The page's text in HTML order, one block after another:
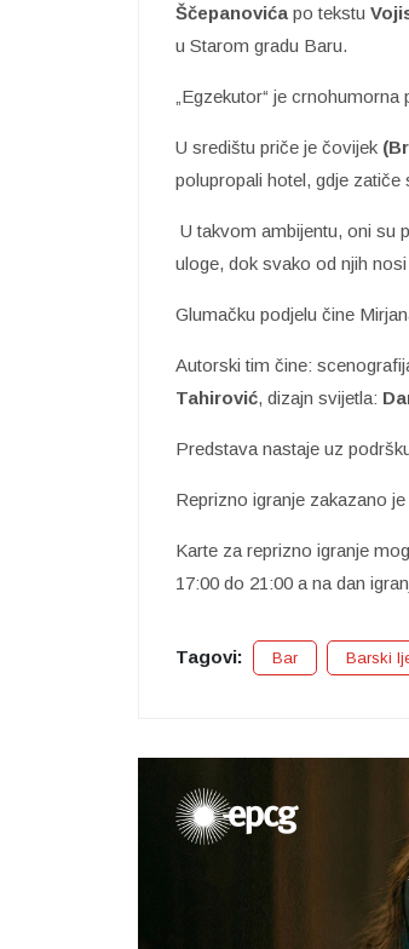
Ščepanovića po tekstu
u Starom gradu Baru.
„Egzekutor“ je
U središtu priče je čovijek
polupropali hotel, gdje zatiče
U takvom ambijentu, oni su
uloge, dok svako od njih
Glumačku podjelu čine
Autorski tim čine:
Tahirović, dizajn svijetla:
Predstava nastaje uz
Reprizno igranje zakazano
Karte za reprizno igranje
17:00 do 21:00 a na dan
Tagovi: Bar Barski